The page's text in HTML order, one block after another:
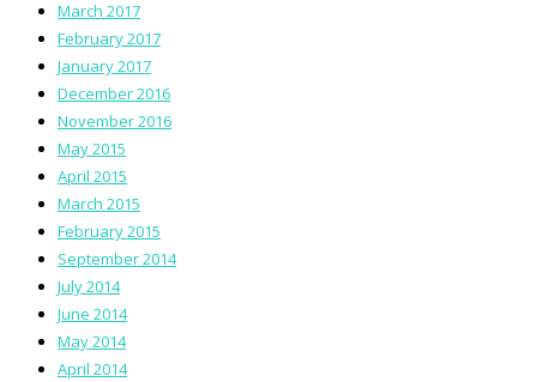
March 2017
February 2017
January 2017
December 2016
November 2016
May 2015
April 2015
March 2015
February 2015
September 2014
July 2014
June 2014
May 2014
April 2014